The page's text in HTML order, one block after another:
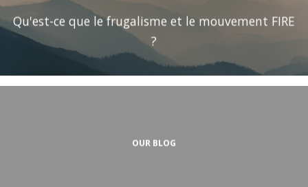
Qu'est-ce que le frugalisme et le mouvement FIRE
?
OUR BLOG